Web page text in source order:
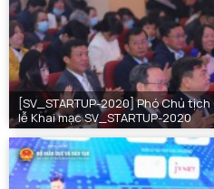
[SV_STARTUP-2020] Phó Chủ
lễ Khai mạc SV_STARTUP-2020